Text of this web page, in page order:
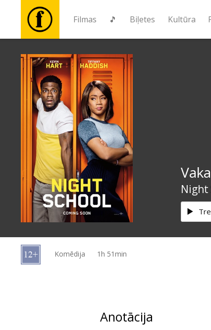
Filmas 🎵 Biļetes Kultūra
Filmas
Biļetes
Kultūra
Pasākumi
Ziņas
kartes
Night
Komēdija 1h 51min
Anotācija